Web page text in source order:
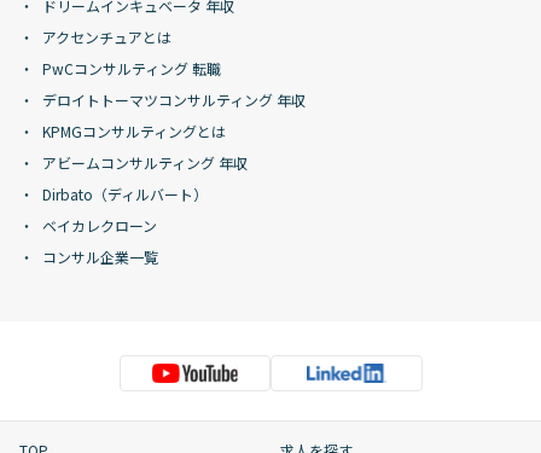
ドリームインキュベータ 年収
アクセンチュアとは
PwCコンサルティング 転職
デロイトトーマツコンサルティング 年収
KPMGコンサルティングとは
アビームコンサルティング 年収
Dirbato（ディルバート）
ベイカレクローン
コンサル企業一覧